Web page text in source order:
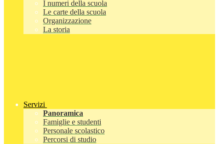
I numeri della scuola
Le carte della scuola
Organizzazione
La storia
Servizi
Panoramica
Famiglie e studenti
Personale scolastico
Percorsi di studio